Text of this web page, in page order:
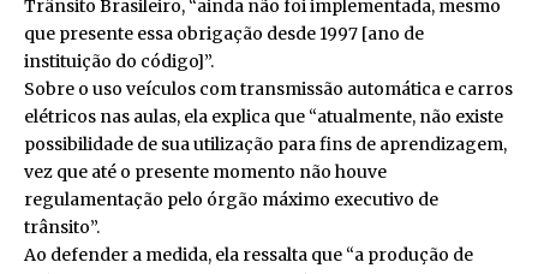
Trânsito Brasileiro, “ainda não foi implementada, mesmo
que presente essa obrigação desde 1997 [ano de
instituição do código]”.
Sobre o uso veículos com transmissão automática e carros
elétricos nas aulas, ela explica que “atualmente, não existe
possibilidade de sua utilização para fins de aprendizagem,
vez que até o presente momento não houve
regulamentação pelo órgão máximo executivo de
trânsito”.
Ao defender a medida, ela ressalta que “a produção de